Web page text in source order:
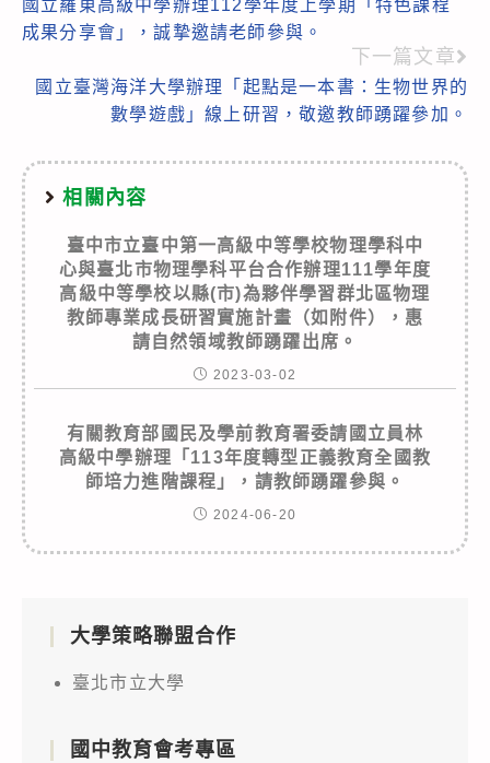
more
國立羅東高級中學辦理112學年度上學期「特色課程
成果分享會」，誠摯邀請老師參與。
下一篇文章
國立臺灣海洋大學辦理「起點是一本書：生物世界的
數學遊戲」線上研習，敬邀教師踴躍參加。
相關內容
臺中市立臺中第一高級中等學校物理學科中
心與臺北市物理學科平台合作辦理111學年度
高級中等學校以縣(市)為夥伴學習群北區物理
教師專業成長研習實施計畫（如附件），惠
請自然領域教師踴躍出席。
2023-03-02
有關教育部國民及學前教育署委請國立員林
高級中學辦理「113年度轉型正義教育全國教
師培力進階課程」，請教師踴躍參與。
2024-06-20
大學策略聯盟合作
臺北市立大學
國中教育會考專區